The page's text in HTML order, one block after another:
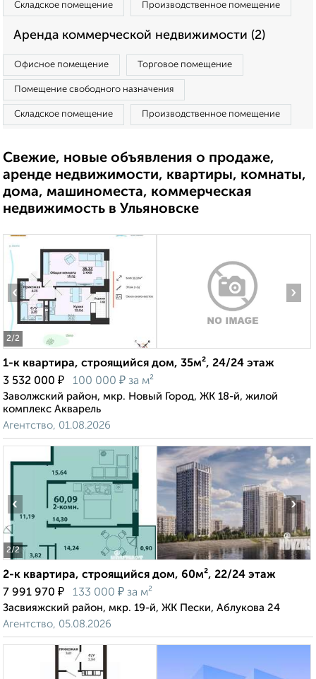
Складское помещение Производственное помещение
Аренда коммерческой недвижимости (2)
Офисное помещение Торговое помещение
Помещение свободного назначения
Складское помещение Производственное помещение
Свежие, новые объявления о продаже,
аренде недвижимости, квартиры, комнаты,
дома, машиноместа, коммерческая
недвижимость в Ульяновске
2/2
‹ ›
1-к квартира, строящийся дом, 35м², 24/24 этаж
3 532 000 ₽ 100 000 ₽ за м²
Заволжский район, мкр. Новый Город, ЖК 18-й, жилой
комплекс Акварель
Агентство, 01.08.2026
2/2
‹ ›
2-к квартира, строящийся дом, 60м², 22/24 этаж
7 991 970 ₽ 133 000 ₽ за м²
Засвияжский район, мкр. 19-й, ЖК Пески, Аблукова 24
Агентство, 05.08.2026